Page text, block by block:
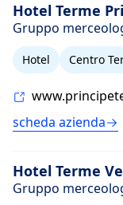
Hotel Terme
Gruppo
Hotel Centro
scheda azienda
Hotel Terme
Gruppo